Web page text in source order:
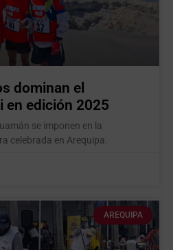
dominan el
en edición 2025
se imponen en la
celebrada en Arequipa.
AREQUIPA